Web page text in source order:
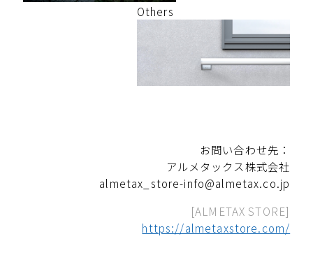
Others
お問い合わせ先：
アルメタックス株式会社
almetax_store-info@almetax.co.jp
[ALMETAX STORE]
https://almetaxstore.com/